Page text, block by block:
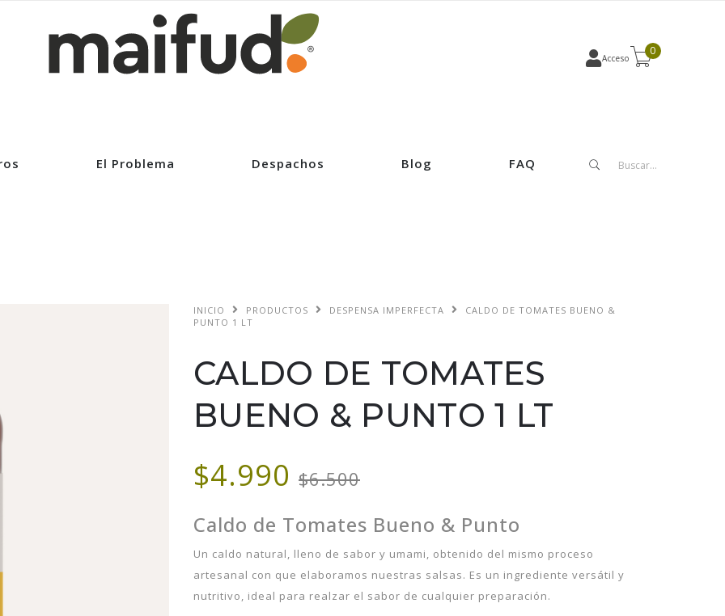
Acceso
0
El Problema Despachos Blog FAQ
INICIO PRODUCTOS DESPENSA IMPERFECTA
CALDO DE TOMATES BUENO &
PUNTO 1 LT
CALDO DE TOMATES
BUENO & PUNTO 1 LT
$4.990 $6.500
Caldo de Tomates Bueno & Punto
Un caldo natural, lleno de sabor y umami, obtenido del mismo proceso
artesanal con que elaboramos nuestras salsas. Es un ingrediente versátil y
nutritivo, ideal para realzar el sabor de cualquier preparación.